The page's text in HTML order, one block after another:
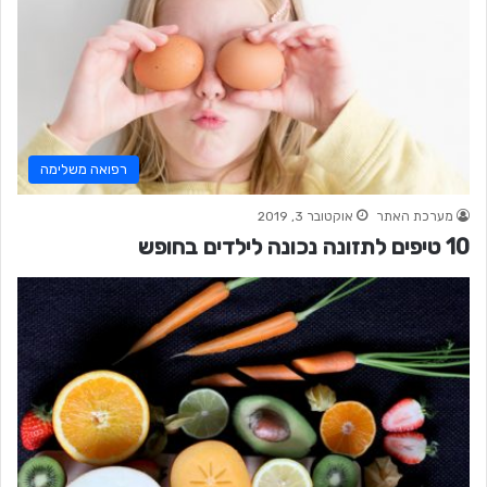
רפואה משלימה
מערכת האתר אוקטובר 3, 2019
10 טיפים לתזונה נכונה לילדים בחופש